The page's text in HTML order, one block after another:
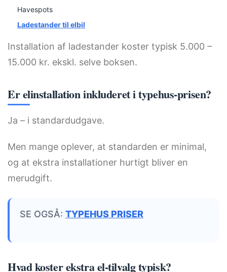
Havespots
Ladestander til elbil
Installation af ladestander koster typisk 5.000 –
15.000 kr. ekskl. selve boksen.
Er elinstallation inkluderet i typehus-prisen?
Ja – i standardudgave.
Men mange oplever, at standarden er minimal,
og at ekstra installationer hurtigt bliver en
merudgift.
SE OGSÅ: TYPEHUS PRISER
Hvad koster ekstra el-tilvalg typisk?